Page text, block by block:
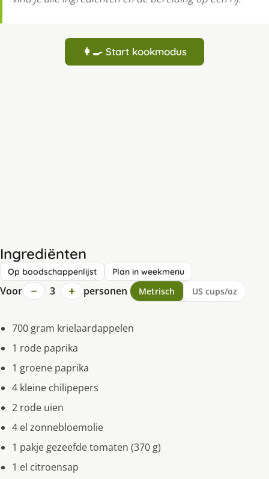
👩‍🍳 Start kookmodus
Ingrediënten
Op boodschappenlijst Plan in weekmenu
Voor − 3 + personen Metrisch US cups/oz
700 gram krielaardappelen
1 rode paprika
1 groene paprika
4 kleine chilipepers
2 rode uien
4 el zonnebloemolie
1 pakje gezeefde tomaten (370 g)
1 el citroensap